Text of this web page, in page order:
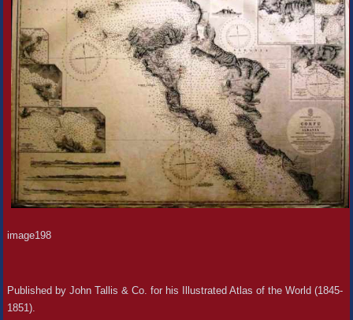
image198
Published by John Tallis & Co. for his Illustrated Atlas of the World (1845-
1851).